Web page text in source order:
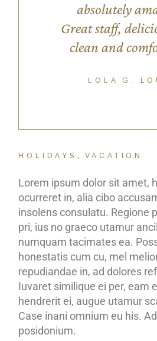
absolutely
Great staff,
clean and
LOLA G.
HOLIDAYS VACATION
Lorem ipsum dolor sit amet,
ocurreret in, alia cibo
insolens consulatu. Regione
pri, ius no graeco utamur
numquam tacimates ea.
honestatis cum cu, mel
repudiandae in, ad dolores
Iuvaret similique ei per, eam
hendrerit ei, augue utamur
Case inani omnium eu his.
posidonium.